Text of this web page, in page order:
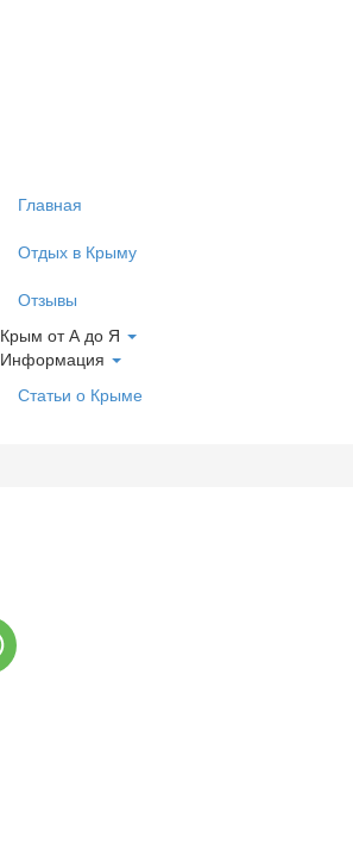
Главная
Отдых в Крыму
Отзывы
Крым от А до Я
Информация
Статьи о Крыме